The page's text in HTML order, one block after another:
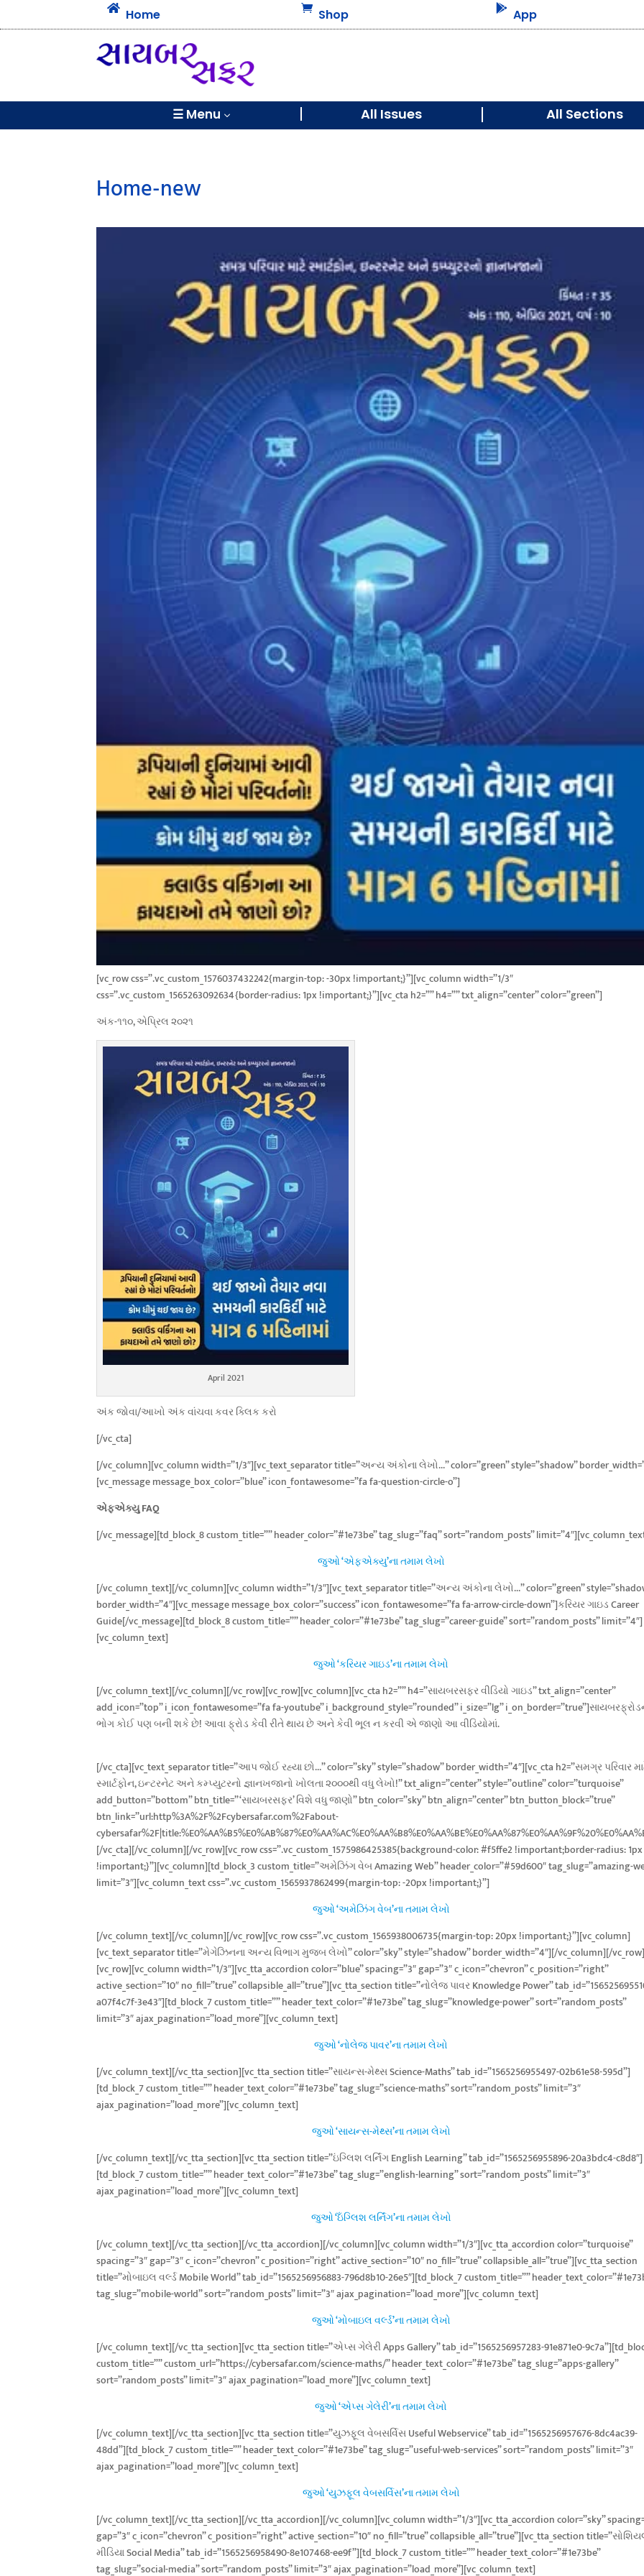
 Home  Shop  App
☰ Menu 3 All Issues All Sections
Home-new
[vc_row css=”.vc_custom_1576037432242{margin-top: -30px !important;}”][vc_column width=”1/3″
css=”.vc_custom_1565263092634{border-radius: 1px !important;}”][vc_cta h2=”” h4=”” txt_align=”center” color=”green”]
અંક-૧૧૦, એપ્રિલ ૨૦૨૧
April 2021
અંક જોવા/આખો અંક વાંચવા કવર ક્લિક કરો
[/vc_cta]
[/vc_column][vc_column width=”1/3″][vc_text_separator title=”અન્ય અંકોના લેખો…” color=”green” style=”shadow”
[vc_message message_box_color=”blue” icon_fontawesome=”fa fa-question-circle-o”]
એફએક્યુ FAQ
[/vc_message][td_block_8 custom_title=”” header_color=”#1e73be” tag_slug=”faq” sort=”random_posts”
જુઓ ‘એફએક્યુ’ના તમામ લેખો
[/vc_column_text][/vc_column][vc_column width=”1/3″][vc_text_separator title=”અન્ય અંકોના લેખો…” color=”green”
border_width=”4″][vc_message message_box_color=”success” icon_fontawesome=”fa fa-arrow-circle-down”]કરિયર ગાઇડ Career
Guide[/vc_message][td_block_8 custom_title=”” header_color=”#1e73be” tag_slug=”career-guide” sort=”random_posts” limit=”4″]
[vc_column_text]
જુઓ ‘કરિયર ગાઇડ’ના તમામ લેખો
[/vc_column_text][/vc_column][/vc_row][vc_row][vc_column][vc_cta h2=”” h4=”સાયબરસફર વીડિયો ગાઇડ” txt_align=”center”
add_icon=”top” i_icon_fontawesome=”fa fa-youtube” i_background_style=”rounded” i_size=”lg”
ભોગ કોઈ પણ બની શકે છે! આવા ફ્રોડ કેવી રીતે થાય છે અને કેવી ભૂલ ન કરવી એ જાણો આ વીડિયોમાં.
[/vc_cta][vc_text_separator title=”આપ જોઈ રહ્યા છો…” color=”sky” style=”shadow” border_width=”4″][vc_cta h2=”સમગ્ર પરિવાર
સ્માર્ટફોન, ઇન્ટરનેટ અને કમ્પ્યુટરનો જ્ઞાનખજાનો ખોલતા ૨૦૦૦થી વધુ લેખો!” txt_align=”center” style=”outline” color=”turquoise”
add_button=”bottom” btn_title=”‘સાયબરસફર’ વિશે વધુ જાણો” btn_color=”sky” btn_align=”center” btn_button_block=”true”
btn_link=”url:http%3A%2F%2Fcybersafar.com%2Fabout-
[/vc_cta][/vc_column][/vc_row][vc_row css=”.vc_custom_1575986425385{background-color: #f5ffe2 !important;border-radius: 1px
!important;}”][vc_column][td_block_3 custom_title=”અમેઝિંગ વેબ Amazing Web” header_color=”#59d600″ tag_slug=”amazing-
limit=”3″][vc_column_text css=”.vc_custom_1565937862499{margin-top: -20px !important;}”]
જુઓ ‘અમેઝિંગ વેબ’ના તમામ લેખો
[/vc_column_text][/vc_column][/vc_row][vc_row css=”.vc_custom_1565938006735{margin-top: 20px !important;}”][vc_column]
[vc_text_separator title=”મેગેઝિનના અન્ય વિભાગ મુજબ લેખો” color=”sky” style=”shadow” border_width=”4″][/vc_column][/vc_row]
[vc_row][vc_column width=”1/3″][vc_tta_accordion color=”blue” spacing=”3″ gap=”3″ c_icon=”chevron” c_position=”right”
active_section=”10″ no_fill=”true” collapsible_all=”true”][vc_tta_section title=”નોલેજ પાવર Knowledge Power”
a07f4c7f-3e43″][td_block_7 custom_title=”” header_text_color=”#1e73be” tag_slug=”knowledge-power” sort=”random_posts”
limit=”3″ ajax_pagination=”load_more”][vc_column_text]
જુઓ ‘નોલેજ પાવર’ના તમામ લેખો
[/vc_column_text][/vc_tta_section][vc_tta_section title=”સાયન્સ-મેથ્સ Science-Maths” tab_id=”1565256955497-02b61e58-595d”]
[td_block_7 custom_title=”” header_text_color=”#1e73be” tag_slug=”science-maths” sort=”random_posts” limit=”3″
ajax_pagination=”load_more”][vc_column_text]
જુઓ ‘સાયન્સ-મેથ્સ’ના તમામ લેખો
[/vc_column_text][/vc_tta_section][vc_tta_section title=”ઇંગ્લિશ લર્નિંગ English Learning” tab_id=”1565256955896-20a3bdc4-c8d8″]
[td_block_7 custom_title=”” header_text_color=”#1e73be” tag_slug=”english-learning” sort=”random_posts” limit=”3″
ajax_pagination=”load_more”][vc_column_text]
જુઓ ‘ઇઁગ્લિશ લર્નિંગ’ના તમામ લેખો
[/vc_column_text][/vc_tta_section][/vc_tta_accordion][/vc_column][vc_column width=”1/3″][vc_tta_accordion color=”turquoise”
spacing=”3″ gap=”3″ c_icon=”chevron” c_position=”right” active_section=”10″ no_fill=”true” collapsible_all=”true”][vc_tta_section
title=”મોબાઇલ વર્લ્ડ Mobile World” tab_id=”1565256956883-796d8b10-26e5″][td_block_7 custom_title=””
tag_slug=”mobile-world” sort=”random_posts” limit=”3″ ajax_pagination=”load_more”][vc_column_text]
જુઓ ‘મોબાઇલ વર્લ્ડ’ના તમામ લેખો
[/vc_column_text][/vc_tta_section][vc_tta_section title=”એપ્સ ગેલેરી Apps Gallery” tab_id=”1565256957283-91e871e0-
custom_title=”” custom_url=”https://cybersafar.com/science-maths/” header_text_color=”#1e73be” tag_slug=”apps-gallery”
sort=”random_posts” limit=”3″ ajax_pagination=”load_more”][vc_column_text]
જુઓ ‘એપ્સ ગેલેરી’ના તમામ લેખો
[/vc_column_text][/vc_tta_section][vc_tta_section title=”યુઝફૂલ વેબસર્વિસ Useful Webservice” tab_id=”1565256957676-8dc4ac39-
48dd”][td_block_7 custom_title=”” header_text_color=”#1e73be” tag_slug=”useful-web-services” sort=”random_posts” limit=”3″
ajax_pagination=”load_more”][vc_column_text]
જુઓ ‘યુઝફૂલ વેબસર્વિસ’ના તમામ લેખો
[/vc_column_text][/vc_tta_section][/vc_tta_accordion][/vc_column][vc_column width=”1/3″][vc_tta_accordion color=”sky”
gap=”3″ c_icon=”chevron” c_position=”right” active_section=”10″ no_fill=”true” collapsible_all=”true”][vc_tta_section
મીડિયા Social Media” tab_id=”1565256958490-8e107468-ee9f”][td_block_7 custom_title=”” header_text_color=”#1e73be”
tag_slug=”social-media” sort=”random_posts” limit=”3″ ajax_pagination=”load_more”][vc_column_text]